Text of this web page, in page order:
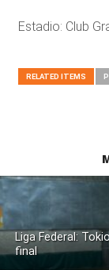
Estadio: Club
RELATED ITEMS
Liga Federal:
final